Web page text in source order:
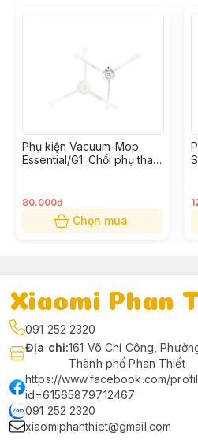
Phụ kiện Vacuum-Mop
Essential/G1: Chổi phụ thay
80.000đ
Chọn mua
Xiaomi Phan
091 252 2320
Địa chỉ:161 Võ Chí Công,
Thành phố Phan Thiết
https://www.facebook.com/
id=61565879712467
091 252 2320
xiaomiphanthiet@gmail.com